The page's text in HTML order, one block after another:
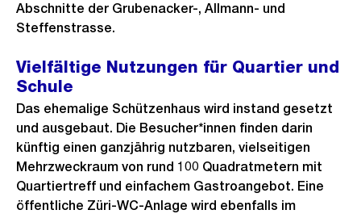
Abschnitte der Grubenacker-, Allmann- und
Steffenstrasse.
Vielfältige Nutzungen für Quartier und
Schule
Das ehemalige Schützenhaus wird instand gesetzt
und ausgebaut. Die Besucher*innen finden darin
künftig einen ganzjährig nutzbaren, vielseitigen
Mehrzweckraum von rund 100 Quadratmetern mit
Quartiertreff und einfachem Gastroangebot. Eine
öffentliche Züri-WC-Anlage wird ebenfalls im